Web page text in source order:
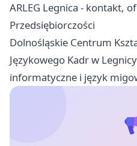
ARLEG Legnica - kontakt,
Przedsiębiorczości
Dolnośląskie Centrum
Językowego Kadr w
informatyczne i język